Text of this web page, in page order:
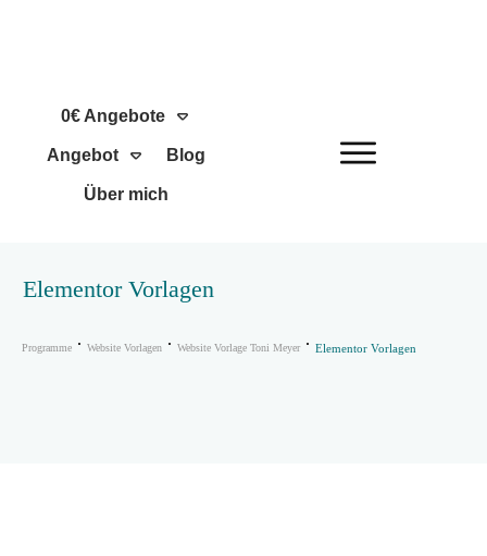
0€ Angebote
Angebot Blog
Über mich
Elementor Vorlagen
Programme Website Vorlagen Website Vorlage Toni Meyer Elementor Vorlagen